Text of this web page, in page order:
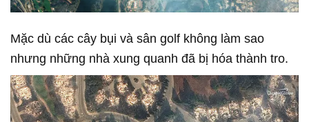
Mặc dù các cây bụi và sân golf không làm sao
nhưng những nhà xung quanh đã bị hóa thành tro.